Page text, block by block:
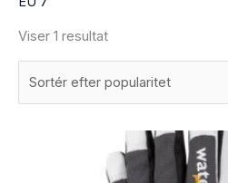
Viser 1 resultat